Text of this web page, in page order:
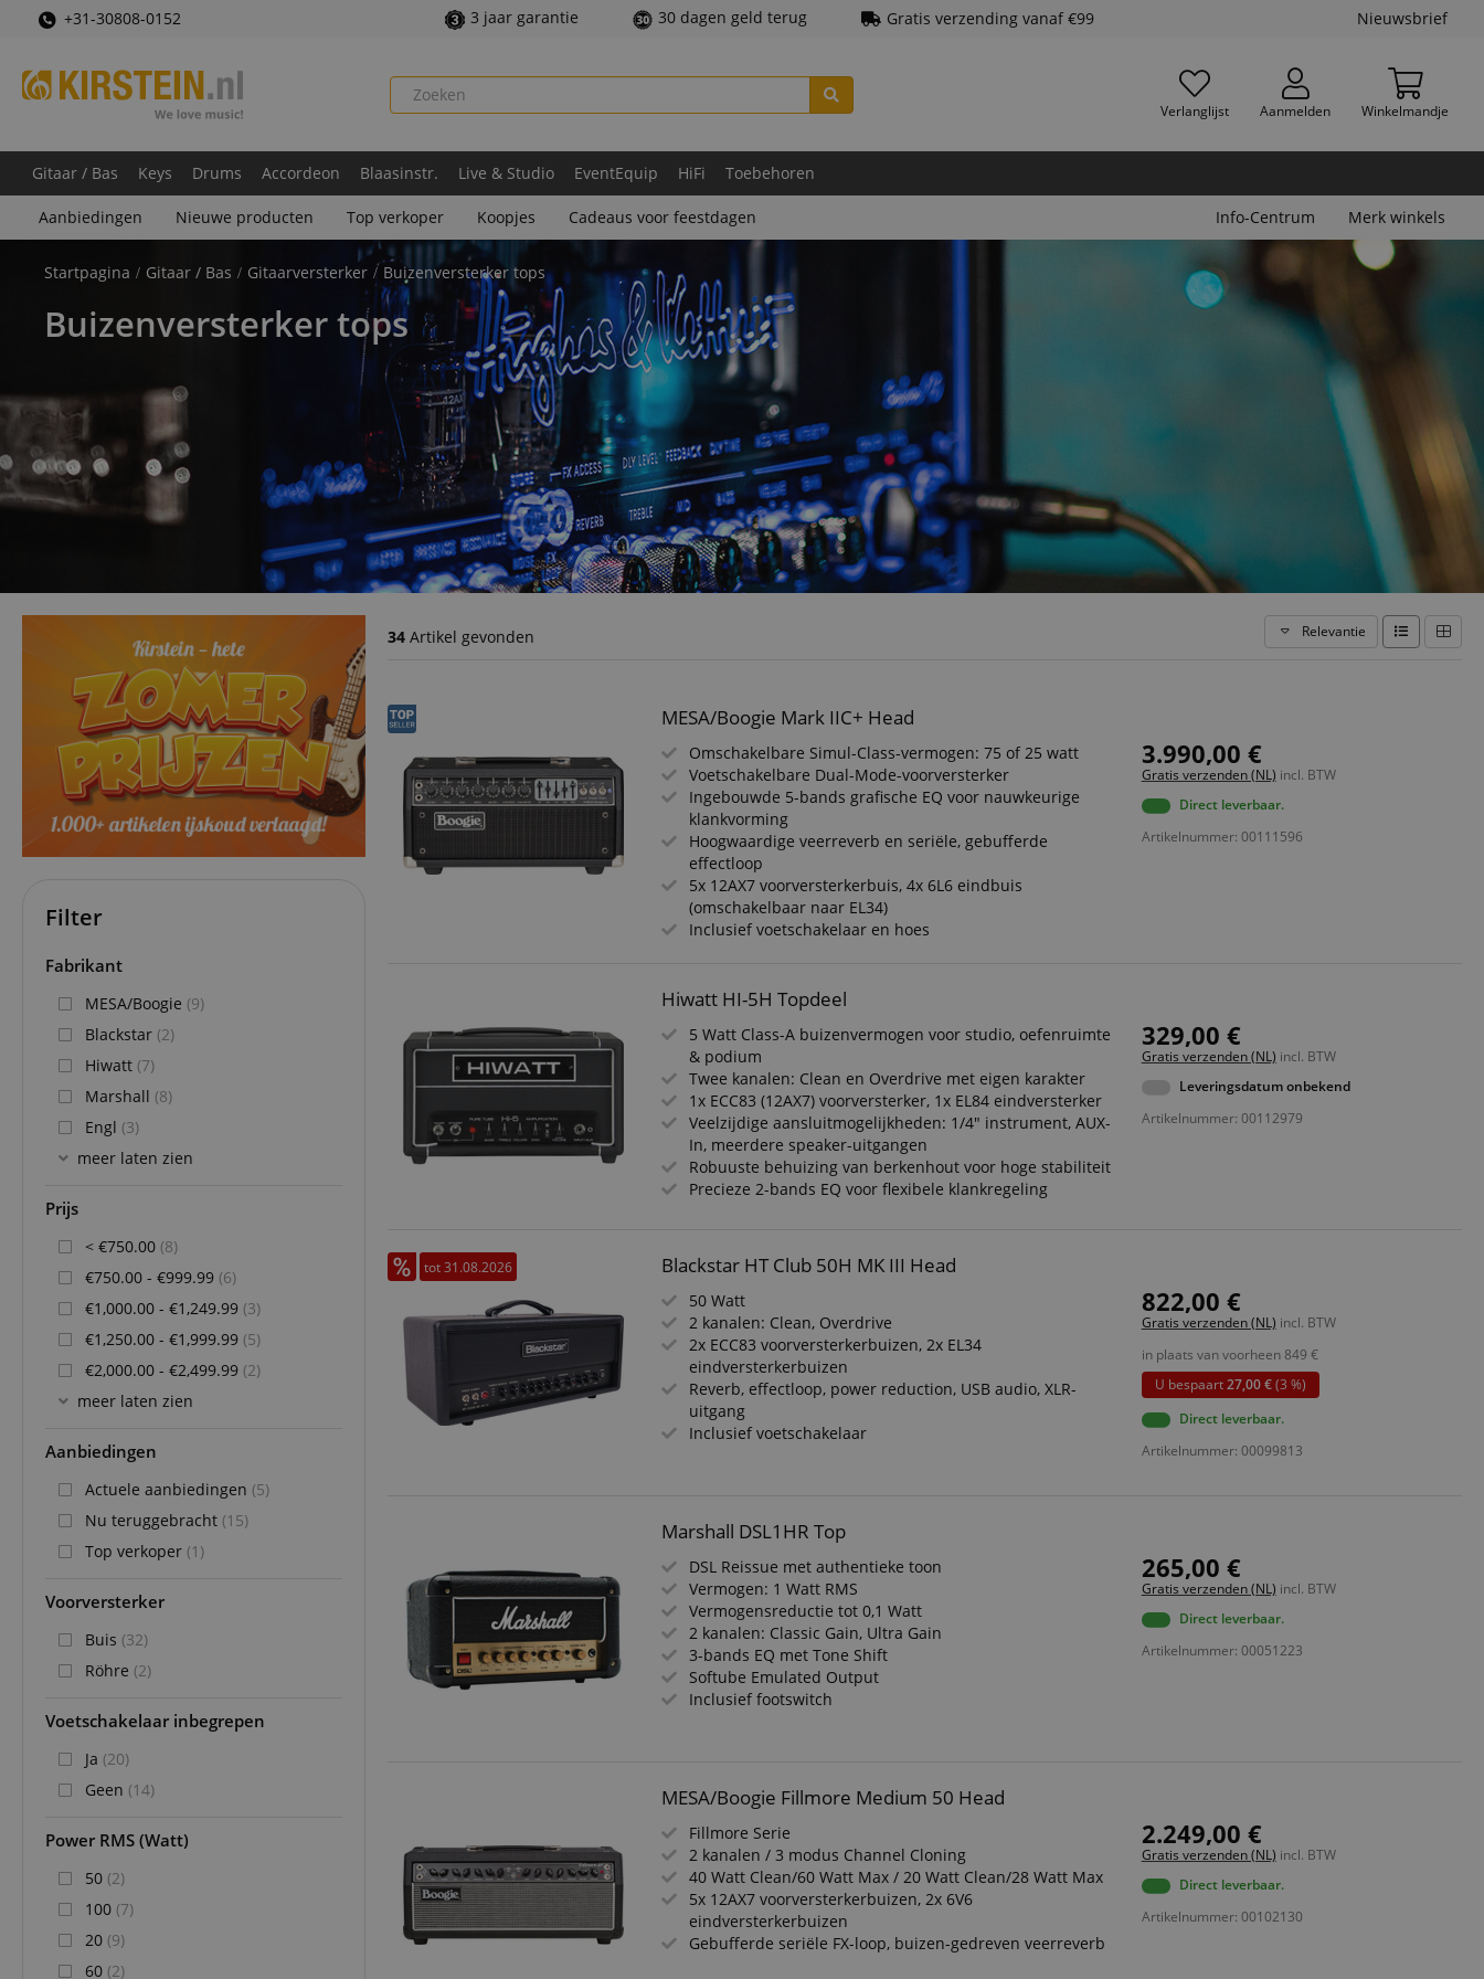
+31-30808-0152 3 jaar garantie 30 dagen geld terug Gratis verzending vanaf €99 Nieuwsbrief
Verlanglijst Aanmelden Winkelmandje
Gitaar / Bas Keys Drums Accordeon Blaasinstr. Live & Studio EventEquip HiFi Toebehoren
Aanbiedingen Nieuwe producten Top verkoper Koopjes Cadeaus voor feestdagen Info-Centrum Merk winkels
Startpagina Gitaar / Bas Gitaarversterker Buizenversterker tops
Buizenversterker tops
34 Artikel gevonden Relevantie
MESA/Boogie Mark IIC+ Head
Omschakelbare Simul-Class-vermogen: 75 of 25 watt
Voetschakelbare Dual-Mode-voorversterker
Ingebouwde 5-bands grafische EQ voor nauwkeurige
klankvorming
Hoogwaardige veerreverb en seriële, gebufferde
effectloop
5x 12AX7 voorversterkerbuis, 4x 6L6 eindbuis
(omschakelbaar naar EL34)
Inclusief voetschakelaar en hoes
3.990,00 €
Gratis verzenden (NL) incl. BTW
Direct leverbaar.
Artikelnummer: 00111596
Hiwatt HI-5H Topdeel
5 Watt Class-A buizenvermogen voor studio, oefenruimte
& podium
Twee kanalen: Clean en Overdrive met eigen karakter
1x ECC83 (12AX7) voorversterker, 1x EL84 eindversterker
Veelzijdige aansluitmogelijkheden: 1/4" instrument, AUX-
In, meerdere speaker-uitgangen
Robuuste behuizing van berkenhout voor hoge stabiliteit
Precieze 2-bands EQ voor flexibele klankregeling
329,00 €
Gratis verzenden (NL) incl. BTW
Leveringsdatum onbekend
Artikelnummer: 00112979
tot 31.08.2026 Blackstar HT Club 50H MK III Head
50 Watt
2 kanalen: Clean, Overdrive
2x ECC83 voorversterkerbuizen, 2x EL34
eindversterkerbuizen
Reverb, effectloop, power reduction, USB audio, XLR-
uitgang
Inclusief voetschakelaar
822,00 €
Gratis verzenden (NL) incl. BTW
in plaats van voorheen849 €
U bespaart27,00 €(3 %)
Direct leverbaar.
Artikelnummer: 00099813
Marshall DSL1HR Top
DSL Reissue met authentieke toon
Vermogen: 1 Watt RMS
Vermogensreductie tot 0,1 Watt
2 kanalen: Classic Gain, Ultra Gain
3-bands EQ met Tone Shift
Softube Emulated Output
Inclusief footswitch
265,00 €
Gratis verzenden (NL) incl. BTW
Direct leverbaar.
Artikelnummer: 00051223
MESA/Boogie Fillmore Medium 50 Head
Fillmore Serie
2 kanalen / 3 modus Channel Cloning
40 Watt Clean/60 Watt Max / 20 Watt Clean/28 Watt Max
5x 12AX7 voorversterkerbuizen, 2x 6V6
eindversterkerbuizen
Gebufferde seriële FX-loop, buizen-gedreven veerreverb
2.249,00 €
Gratis verzenden (NL) incl. BTW
Direct leverbaar.
Artikelnummer: 00102130
Filter
Fabrikant
MESA/Boogie (9)
Blackstar (2)
Hiwatt (7)
Marshall (8)
Engl (3)
meer laten zien
Prijs
< €750.00 (8)
€750.00 - €999.99 (6)
€1,000.00 - €1,249.99 (3)
€1,250.00 - €1,999.99 (5)
€2,000.00 - €2,499.99 (2)
meer laten zien
Aanbiedingen
Actuele aanbiedingen (5)
Nu teruggebracht (15)
Top verkoper (1)
Voorversterker
Buis (32)
Röhre (2)
Voetschakelaar inbegrepen
Ja (20)
Geen (14)
Power RMS (Watt)
50 (2)
100 (7)
20 (9)
60 (2)